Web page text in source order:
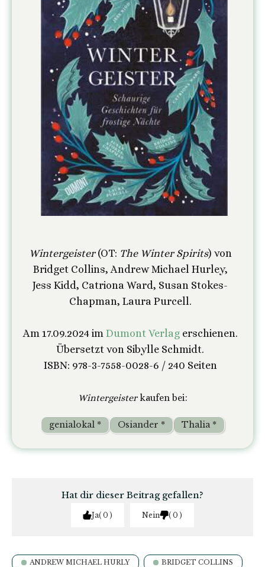
Wintergeister(OT: The Winter Spirits) von
Bridget Collins, Andrew Michael Hurley,
Jess Kidd, Catriona Ward, Susan Stokes-
Chapman, Laura Purcell.
Am 17.09.2024 im Dumont Verlagerschienen.
Übersetzt von Sibylle Schmidt.
ISBN: 978-3-7558-0028-6 / 240 Seiten
Wintergeisterkaufen bei:
Thalia *
Osiander *
genialokal *
Hat dir dieser Beitrag gefallen?
Ja 0 Nein 0
ANDREW MICHAEL HURLY BRIDGET COLLINS